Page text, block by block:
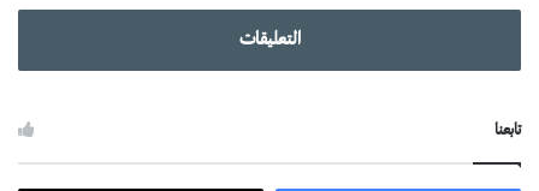
التعليقات
تابعنا